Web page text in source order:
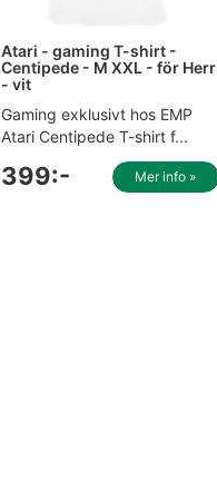
Atari - gaming T-shirt -
Centipede - M XXL - för Herr
- vit
Gaming exklusivt hos EMP
Atari Centipede T-shirt f...
399:- Mer info »